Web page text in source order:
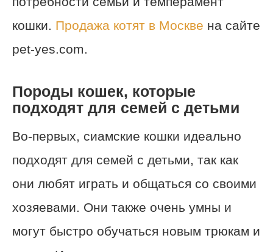
кошки. Продажа котят в Москве на сайте
pet-yes.com.
Породы кошек, которые
подходят для семей с детьми
Во-первых, сиамские кошки идеально
подходят для семей с детьми, так как
они любят играть и общаться со своими
хозяевами. Они также очень умны и
могут быстро обучаться новым трюкам и